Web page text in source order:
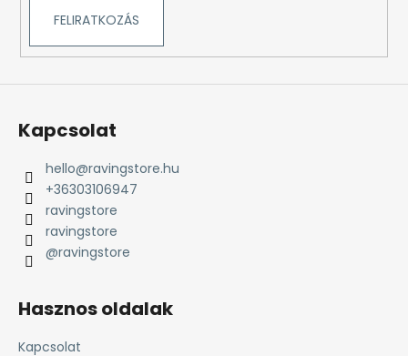
FELIRATKOZÁS
Kapcsolat
hello@ravingstore.hu
+36303106947
ravingstore
ravingstore
@ravingstore
Hasznos oldalak
Kapcsolat